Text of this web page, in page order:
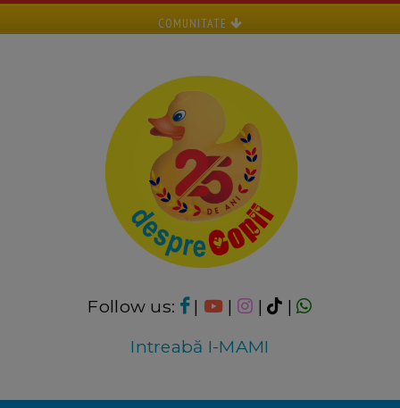
COMUNITATE
Follow us: | | |
|
Intreabă I-MAMI